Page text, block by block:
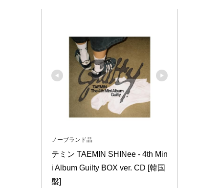
ノーブランド品
テミン TAEMIN SHINee - 4th Min
i Album Guilty BOX ver. CD [韓国
盤]